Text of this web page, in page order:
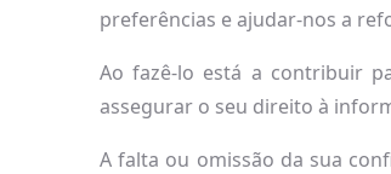
preferências e ajudar-nos a
Ao fazê-lo está a contribuir
assegurar o seu direito à
A falta ou omissão da sua